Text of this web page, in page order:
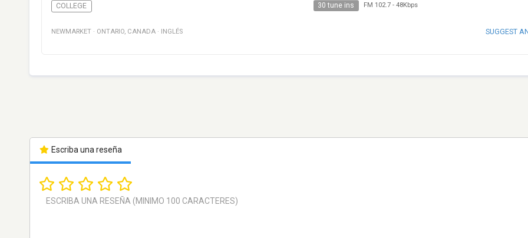
COLLEGE 30 tune ins FM 102.7- 48Kbps
NEWMARKET · ONTARIO CANADA · INGLÉS SUGGEST
Escriba una reseña